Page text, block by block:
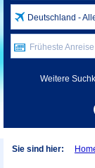
Deutschland -
Früheste Anreise
Weitere
Sie sind hier: